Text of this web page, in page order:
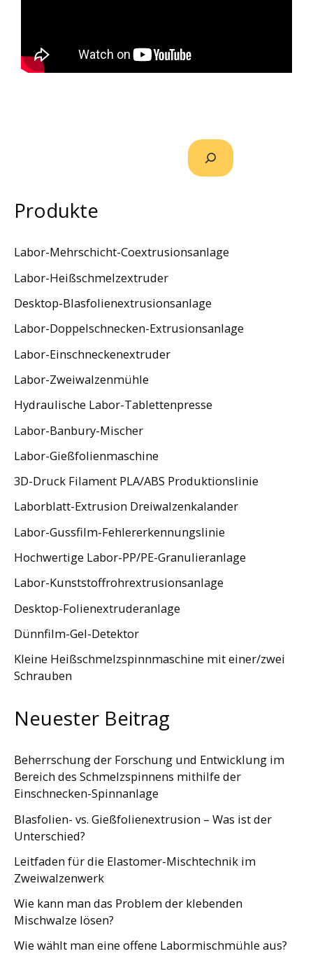
Produkte
Labor-Mehrschicht-Coextrusionsanlage
Labor-Heißschmelzextruder
Desktop-Blasfolienextrusionsanlage
Labor-Doppelschnecken-Extrusionsanlage
Labor-Einschneckenextruder
Labor-Zweiwalzenmühle
Hydraulische Labor-Tablettenpresse
Labor-Banbury-Mischer
Labor-Gießfolienmaschine
3D-Druck Filament PLA/ABS Produktionslinie
Laborblatt-Extrusion Dreiwalzenkalander
Labor-Gussfilm-Fehlererkennungslinie
Hochwertige Labor-PP/PE-Granulieranlage
Labor-Kunststoffrohrextrusionsanlage
Desktop-Folienextruderanlage
Dünnfilm-Gel-Detektor
Kleine Heißschmelzspinnmaschine mit einer/zwei
Schrauben
Neuester Beitrag
Beherrschung der Forschung und Entwicklung im
Bereich des Schmelzspinnens mithilfe der
Einschnecken-Spinnanlage
Blasfolien- vs. Gießfolienextrusion – Was ist der
Unterschied?
Leitfaden für die Elastomer-Mischtechnik im
Zweiwalzenwerk
Wie kann man das Problem der klebenden
Mischwalze lösen?
Wie wählt man eine offene Labormischmühle aus?